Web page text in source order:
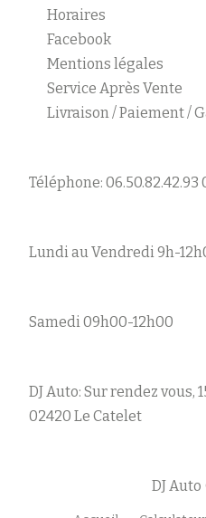
Horaires
Facebook
Mentions légales
Service Après Vente
Livraison / Paiement /
Téléphone: 06.50.82.42.93
Lundi au Vendredi 9h-
Samedi 09h00-12h00
DJ Auto: Sur rendez vous,
02420 Le Catelet
DJ